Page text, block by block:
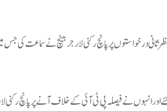
آرٹیکل 63 اے کے فیصلے کے خلاف نظرثانی درخواستوں پر پانچ
انہوں نے فیصلہ پی ٹی آئی کے خلاف آنے پر پانچ